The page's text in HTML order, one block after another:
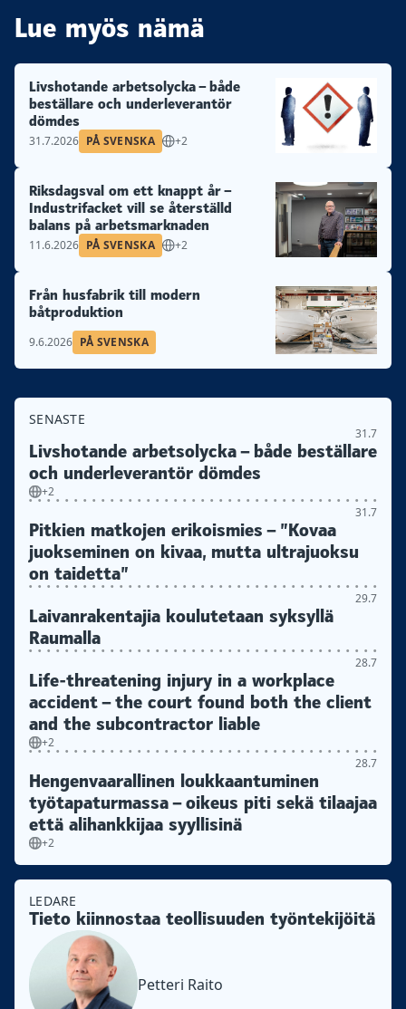
Lue myös nämä
Livshotande arbetsolycka – både
beställare och underleverantör
dömdes
31.7.2026 PÅ SVENSKA +2
Riksdagsval om ett knappt år –
Industrifacket vill se återställd
balans på arbetsmarknaden
11.6.2026 PÅ SVENSKA +2
Från husfabrik till modern
båtproduktion
9.6.2026 PÅ SVENSKA
SENASTE
31.7
Livshotande arbetsolycka – både beställare
och underleverantör dömdes
+2
31.7
Pitkien matkojen erikoismies – ”Kovaa
juokseminen on kivaa, mutta ultrajuoksu
on taidetta”
29.7
Laivanrakentajia koulutetaan syksyllä
Raumalla
28.7
Life-threatening injury in a workplace
accident – the court found both the client
and the subcontractor liable
+2
28.7
Hengenvaarallinen loukkaantuminen
työtapaturmassa – oikeus piti sekä tilaajaa
että alihankkijaa syyllisinä
+2
LEDARE
Tieto kiinnostaa teollisuuden työntekijöitä
Petteri Raito